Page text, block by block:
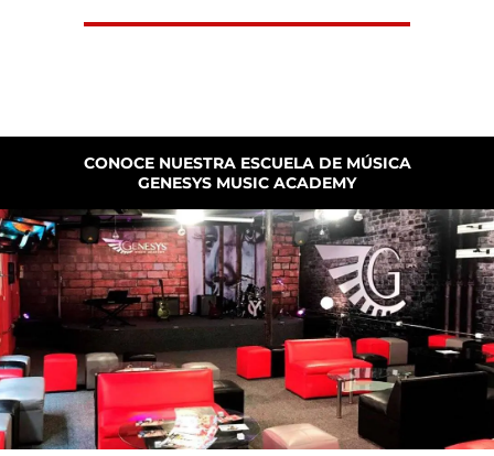
CONOCE NUESTRA ESCUELA DE MÚSICA
GENESYS MUSIC ACADEMY